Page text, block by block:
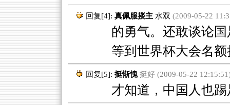
回复[4]: 真佩服搂主 水双 (2009-05-22
的勇气。还敢谈论国
等到世界杯大会名
回复[5]: 挺惭愧 挺好 (2009-05-22
才知道，中国人也踢